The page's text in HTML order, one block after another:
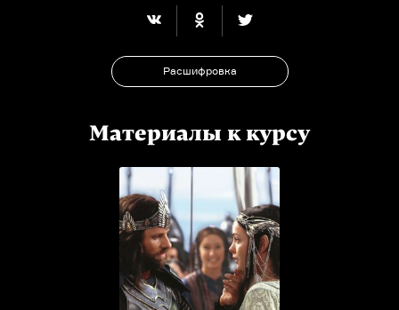
Расшифровка
Материалы к курсу